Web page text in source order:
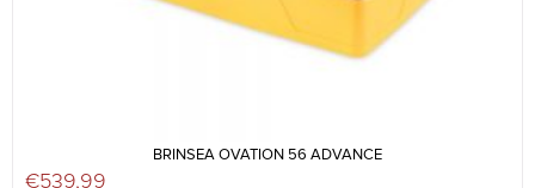
BRINSEA OVATION 56 ADVANCE
€539,99